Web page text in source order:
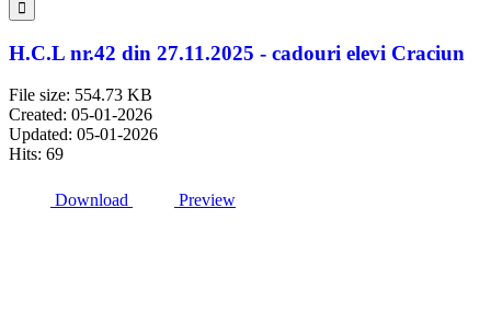
H.C.L nr.42 din 27.11.2025 - cadouri elevi Craciun
File size: 554.73 KB
Created: 05-01-2026
Updated: 05-01-2026
Hits: 69
Download Preview